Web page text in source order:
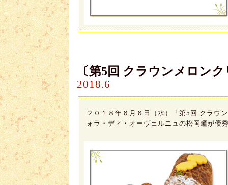
〔第5回 クラウンメロン
2018.6
２０１８年６月６日（水）「第5回 クラウ
ォラ・ディ・オーヴェルニュの松岡瞳が優